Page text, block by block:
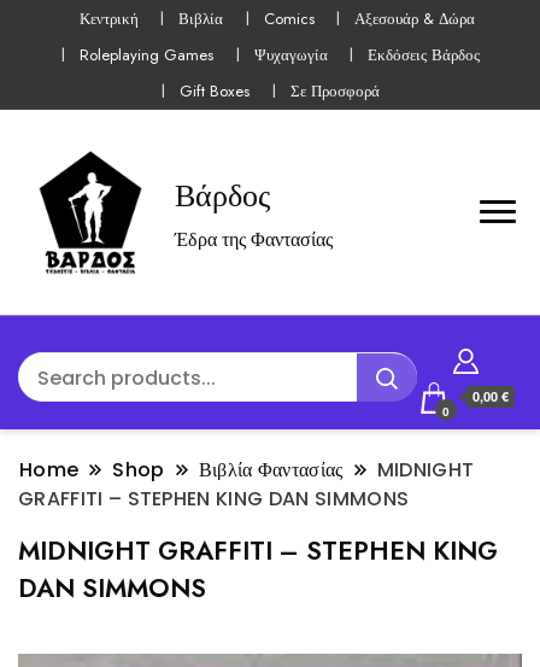
Κεντρική Βιβλία Comics
Αξεσουάρ & Δώρα
Roleplaying Games
Ψυχαγωγία
Εκδόσεις Βάρδος
Gift Boxes
Σε Προσφορά
Βάρδος
Έδρα της Φαντασίας
0
0,00 €
Home Shop Βιβλία Φαντασίας
MIDNIGHT
GRAFFITI – STEPHEN KING DAN SIMMONS
MIDNIGHT GRAFFITI – STEPHEN KING
DAN SIMMONS